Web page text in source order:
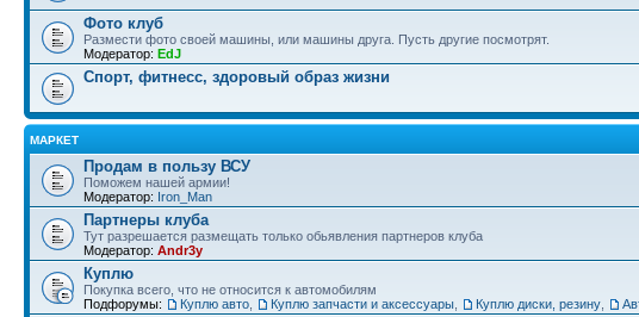
Фото клуб
Размести фото своей машины, или машины друга. Пусть другие посмотрят.
Модератор: EdJ
Спорт, фитнесс, здоровый образ жизни
МАРКЕТ
Продам в пользу ВСУ
Поможем нашей армии!
Модератор: Iron_Man
Партнеры клуба
Тут разрешается размещать только обьявления партнеров клуба
Модератор: Andr3y
Куплю
Покупка всего, что не относится к автомобилям
Подфорумы:
Куплю авто Куплю запчасти и аксессуары Куплю диски, резину